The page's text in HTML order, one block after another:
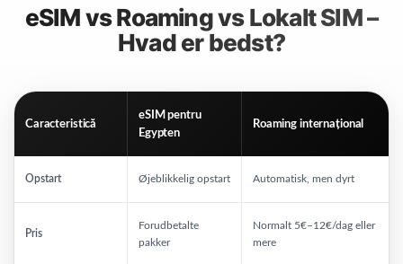
eSIM vs Roaming vs Lokalt SIM –
Hvad er bedst?
Caracteristică
eSIM pentru
Egypten
Roaming internațional
Opstart Øjeblikkelig opstart Automatisk, men dyrt
Pris
Forudbetalte
pakker
Normalt 5€–12€/dag eller
mere